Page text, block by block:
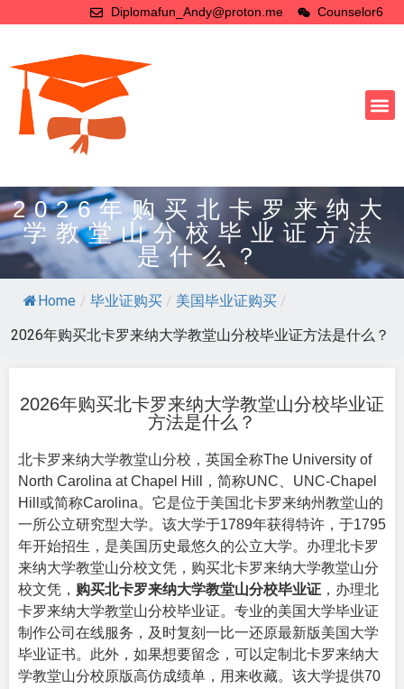
Diplomafun_Andy@proton.me Counselor6
2026年购买北卡罗来纳大
学教堂山分校毕业证方法
是什么？
Home / 毕业证购买 / 美国毕业证购买 /
2026年购买北卡罗来纳大学教堂山分校毕业证方法是什么？
2026年购买北卡罗来纳大学教堂山分校毕业证
方法是什么？
北卡罗来纳大学教堂山分校，英国全称The University of
North Carolina at Chapel Hill
，简称UNC、UNC-Chapel
Hill或简称Carolina。它是位于美国北卡罗来纳州教堂山的
一所公立研究型大学。该大学于1789年获得特许，于1795
年开始招生，是美国历史最悠久的公立大学。办理北卡罗
来纳大学教堂山分校文凭，购买北卡罗来纳大学教堂山分
校文凭， 购买北卡罗来纳大学教堂山分校毕业证 ，办理北
卡罗来纳大学教堂山分校毕业证。专业的美国大学毕业证
制作公司在线服务，及时复刻一比一还原最新版美国大学
毕业证书。此外，如果想要留念，可以定制北卡罗来纳大
学教堂山分校原版高仿成绩单，用来收藏。该大学提供70